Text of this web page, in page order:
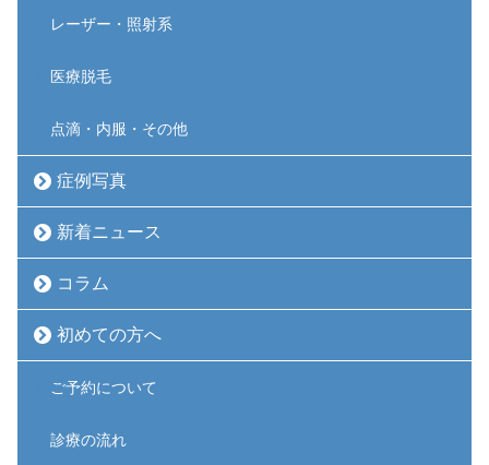
レーザー・照射系
医療脱毛
点滴・内服・その他
症例写真
新着ニュース
コラム
初めての方へ
ご予約について
診療の流れ